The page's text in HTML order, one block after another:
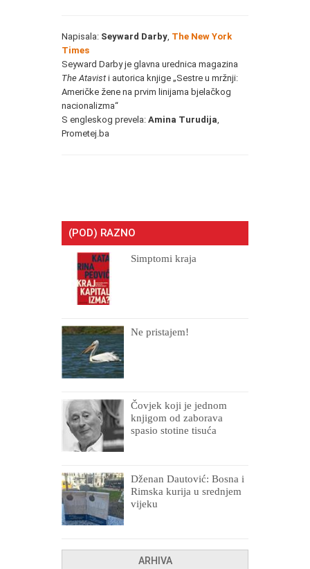
Napisala: Seyward Darby The New York
Times
Seyward Darby je glavna urednica magazina
The Atavist i autorica knjige „Sestre u mržnji:
Američke žene na prvim linijama bjelačkog
nacionalizma“
S engleskog prevela: Amina Turudija
Prometej.ba
(POD) RAZNO
Simptomi kraja
Ne pristajem!
Čovjek koji je jednom
knjigom od zaborava
spasio stotine tisuća
Dženan Dautović: Bosna i
Rimska kurija u srednjem
vijeku
ARHIVA